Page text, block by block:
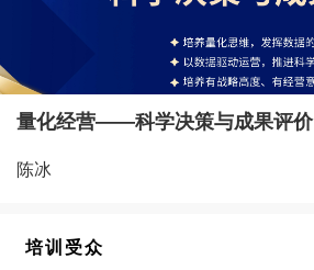
量化经营——科学决策与成果评价
陈冰
培训受众